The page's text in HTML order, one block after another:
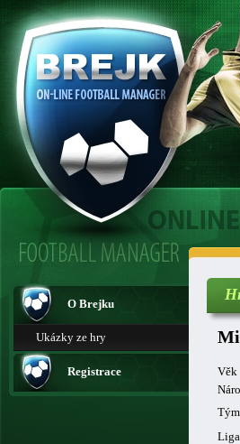
O Brejku
Ukázky ze hry
Registrace Věk
Tým
Liga